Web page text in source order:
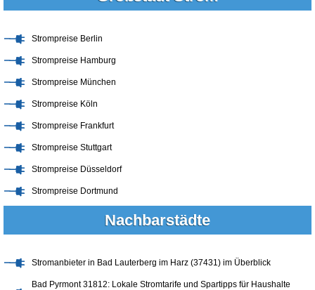
Strompreise Berlin
Strompreise Hamburg
Strompreise München
Strompreise Köln
Strompreise Frankfurt
Strompreise Stuttgart
Strompreise Düsseldorf
Strompreise Dortmund
Nachbarstädte
Stromanbieter in Bad Lauterberg im Harz (37431) im Überblick
Bad Pyrmont 31812: Lokale Stromtarife und Spartipps für Haushalte